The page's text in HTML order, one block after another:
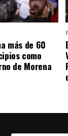
más de 60
como
de Morena